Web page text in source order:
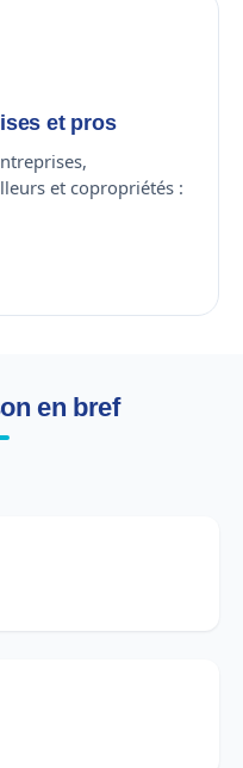
et pros
et copropriétés :
en bref